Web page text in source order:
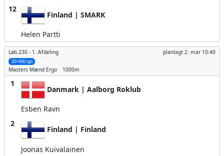
12
Finland | SMARK
Helen Partti
Løb 230 - 1. Afdeling planlagt 2. mar 10:40
30+MErgo
Masters Mænd Ergo 1000m
1
Danmark | Aalborg Roklub
Esben Ravn
2
Finland | Finland
Joonas Kuivalainen